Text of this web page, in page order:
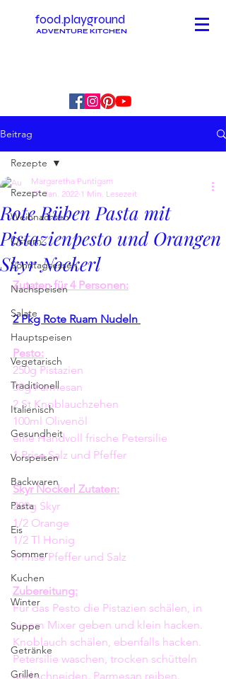
food.playground
ADVENTURE KITCHEN
Beitrag
Rezepte
Weihnachten
Ostern
Sonntagsessen
Nachspeisen
Salate
Hauptspeisen
Vegetarisch
Traditionell
Italienisch
Gesundheit
Vorspeisen
Backwaren
Pasta
Eis
Sommer
Kuchen
Winter
Suppe
Getränke
Grillen
Rezepte
Rote Rüben Pasta mit
Pistazienpesto und Orangen
Skyr Nockerl
Margaretha Puntigam
27. Jan. 2022 1 Min. Lesezeit
Zutaten für 4 Personen:
2 Pkg Rote Ruam Nudeln
Pesto:
250g Pistazien
50g Parmesan
2 St Knoblauchzehen
100ml Olivenöl
eine Handvoll frische Petersilie
1 Prise Salz und Pfeffer
Skyr Nockerl Zutaten:
200g Skyr
1/2 Orange
1/2 Tl Honig
1 Prise Pfeffer und Salz
Zubereitung:
Für das Pesto die Pistazien schälen, in
einem Mixer geben und klein hacken.
Knoblauch schälen, ebenfalls hacken.
Petersilie waschen, trocken schütteln
und schneiden. Parmesan reiben.